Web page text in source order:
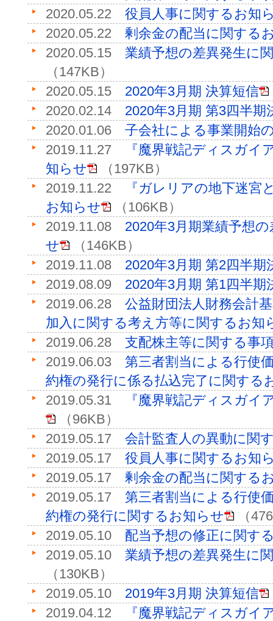
2020.05.22 役員人事に関するお知
2020.05.22 剰余金の配当に関する
2020.05.15 業績予想の差異発生に
（147KB）
2020.05.15 2020年3月期 決算短信
2020.02.14 2020年3月期 第3四半期
2020.01.06 子会社による事業開始
2019.11.27
『魔界戦記ディスガイ
知らせ
（197KB）
2019.11.22
『ガレリアの地下迷宮
お知らせ
（106KB）
2019.11.08 2020年3月期業績予想
せ
（146KB）
2019.11.08 2020年3月期 第2四半期
2019.08.09 2020年3月期 第1四半期
2019.06.28 公益財団法人財務会計
加入に関する考え方等に関するお知
2019.06.28 支配株主等に関する事
2019.06.03 第三者割当による行使
約権の発行に係る払込完了に関する
2019.05.31
『魔界戦記ディスガイ
（96KB）
2019.05.17 会計監査人の異動に関
2019.05.17 役員人事に関するお知
2019.05.17 剰余金の配当に関する
2019.05.17 第三者割当による行使
約権の発行に関するお知らせ
（
2019.05.10 配当予想の修正に関す
2019.05.10 業績予想の差異発生に
（130KB）
2019.05.10 2019年3月期 決算短信
2019.04.12
『魔界戦記ディスガイ